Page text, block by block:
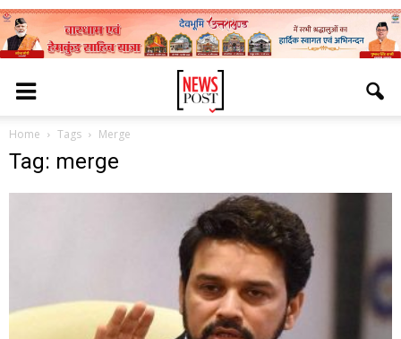
Home Tags Merge
Tag: merge